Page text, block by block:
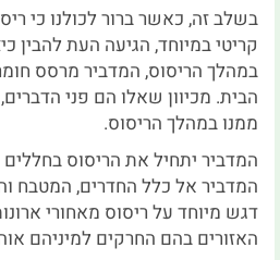
בשלב זה, כאשר ברור לכולנו כי
קריטי במיוחד, הגיעה העת להבין
במהלך הריסוס, המדביר מרסס
הבית. מכיוון שאלו הם פני
ממנו במהלך הריסוס.
המדביר יתחיל את הריסוס
המדביר אל כלל החדרים, המטבח
דגש מיוחד על ריסוס מאחורי
האזורים בהם החרקים למיניהם